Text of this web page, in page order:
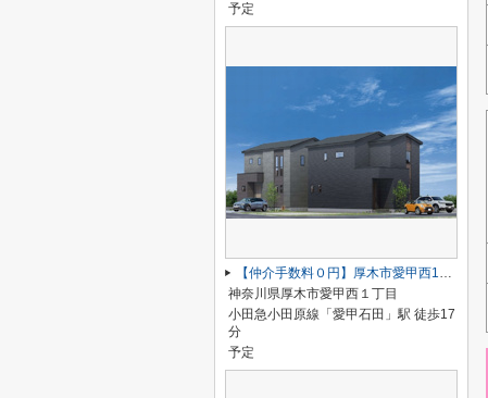
予定
【仲介手数料０円】厚木市愛甲西1丁目 新築一戸建て 1号棟
神奈川県厚木市愛甲西１丁目
小田急小田原線「愛甲石田」駅 徒歩17
分
予定